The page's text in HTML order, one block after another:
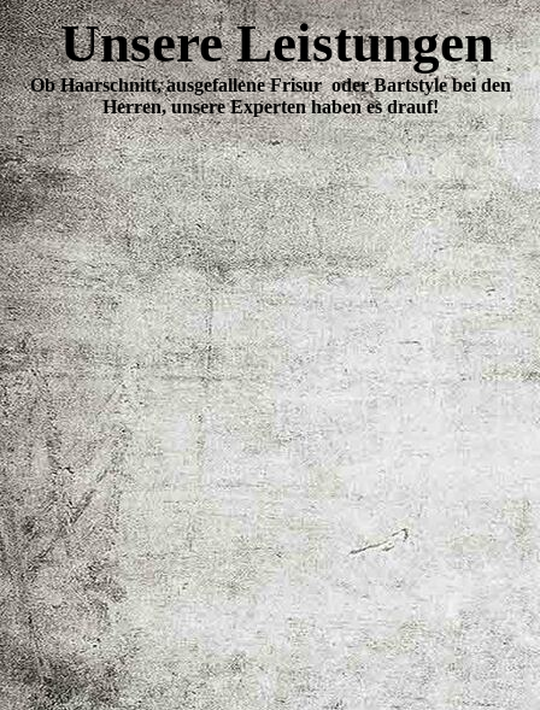
Unsere Leistungen
Ob Haarschnitt, ausgefallene Frisur oder Bartstyle bei den
Herren, unsere Experten haben es drauf!